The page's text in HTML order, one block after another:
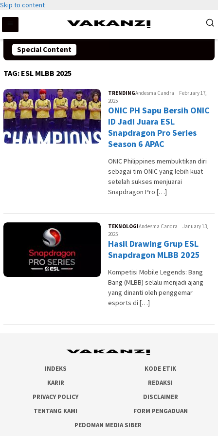
Skip to content
Special Content
TAG: ESL MLBB 2025
TRENDINGAndesma Candra
February 17,
2025
ONIC PH Sapu Bersih ONIC
ID Jadi Juara ESL
Snapdragon Pro Series
Season 6 APAC
ONIC Philippines membuktikan diri
sebagai tim ONIC yang lebih kuat
setelah sukses menjuarai
Snapdragon Pro […]
TEKNOLOGIAndesma Candra
January 13,
2025
Hasil Drawing Grup ESL
Snapdragon MLBB 2025
Kompetisi Mobile Legends: Bang
Bang (MLBB) selalu menjadi ajang
yang dinanti oleh penggemar
esports di […]
INDEKS
KODE ETIK
KARIR
REDAKSI
PRIVACY POLICY
DISCLAIMER
TENTANG KAMI
FORM PENGADUAN
PEDOMAN MEDIA SIBER